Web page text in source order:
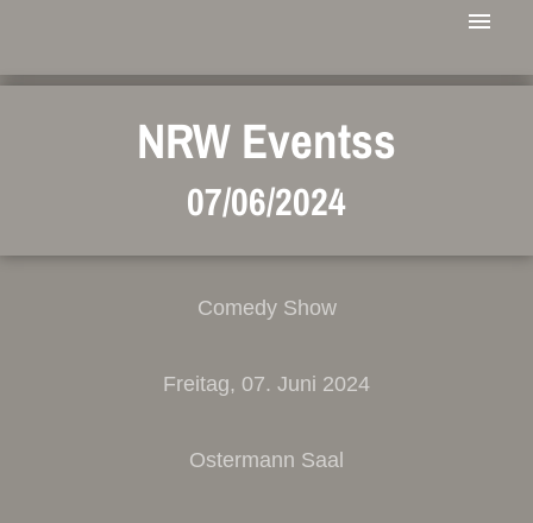
NRW Eventss
07/06/2024
Comedy Show
Freitag, 07. Juni 2024
Ostermann Saal